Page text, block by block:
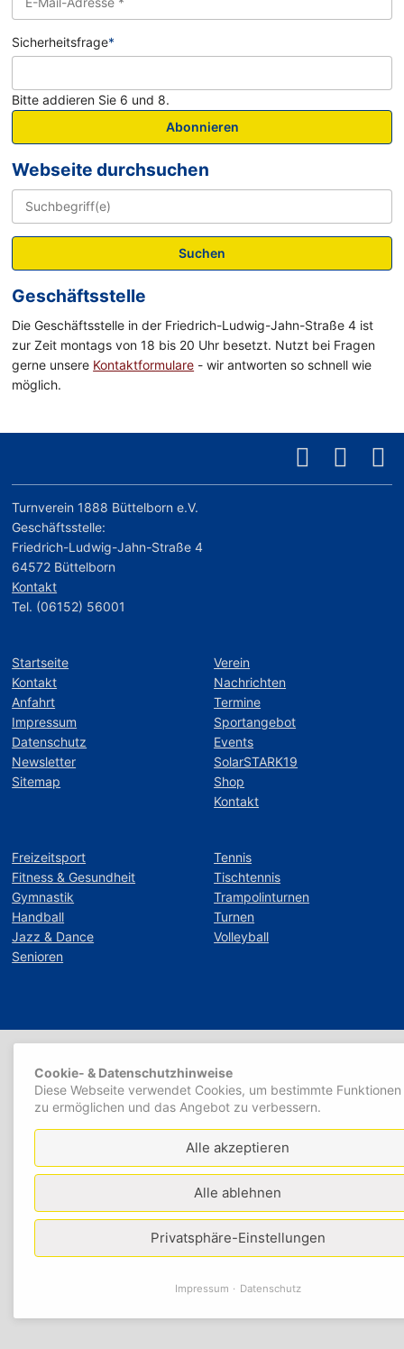
Sicherheitsfrage*
Bitte addieren Sie 6 und 8.
Abonnieren
Webseite durchsuchen
Suchen
Geschäftsstelle
Die Geschäftsstelle in der Friedrich-Ludwig-Jahn-Straße 4 ist
zur Zeit montags von 18 bis 20 Uhr besetzt. Nutzt bei Fragen
gerne unsere Kontaktformulare - wir antworten so schnell wie
möglich.
Turnverein 1888 Büttelborn e.V.
Geschäftsstelle:
Friedrich-Ludwig-Jahn-Straße 4
64572 Büttelborn
Kontakt
Tel. (06152) 56001
Startseite
Kontakt
Anfahrt
Impressum
Datenschutz
Newsletter
Sitemap
Verein
Nachrichten
Termine
Sportangebot
Events
SolarSTARK19
Shop
Kontakt
Freizeitsport
Fitness & Gesundheit
Gymnastik
Handball
Jazz & Dance
Senioren
Tennis
Tischtennis
Trampolinturnen
Turnen
Volleyball
Cookie- & Datenschutzhinweise
Diese Webseite verwendet Cookies, um bestimmte Funktionen
zu ermöglichen und das Angebot zu verbessern.
Alle akzeptieren
Alle ablehnen
Privatsphäre-Einstellungen
Impressum Datenschutz